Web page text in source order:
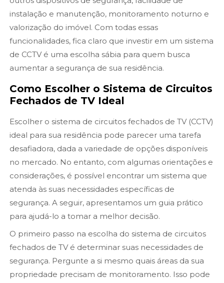
instalação e manutenção, monitoramento noturno e
valorização do imóvel. Com todas essas
funcionalidades, fica claro que investir em um sistema
de CCTV é uma escolha sábia para quem busca
aumentar a segurança de sua residência.
Como Escolher o Sistema de Circuitos
Fechados de TV Ideal
Escolher o sistema de circuitos fechados de TV (CCTV)
ideal para sua residência pode parecer uma tarefa
desafiadora, dada a variedade de opções disponíveis
no mercado. No entanto, com algumas orientações e
considerações, é possível encontrar um sistema que
atenda às suas necessidades específicas de
segurança. A seguir, apresentamos um guia prático
para ajudá-lo a tomar a melhor decisão.
O primeiro passo na escolha do sistema de circuitos
fechados de TV é determinar suas necessidades de
segurança. Pergunte a si mesmo quais áreas da sua
propriedade precisam de monitoramento. Isso pode